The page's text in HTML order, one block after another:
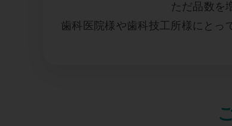
ただ品数を
歯科医院様や歯科技工所様にとっ